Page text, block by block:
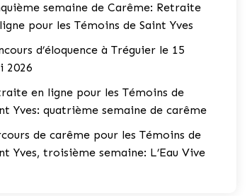
semaine de Carême: Retraite
pour les Témoins de Saint Yves
d’éloquence à Tréguier le 15
2026
en ligne pour les Témoins de
Yves: quatrième semaine de carême
de carême pour les Témoins de
Yves, troisième semaine: L’Eau Vive